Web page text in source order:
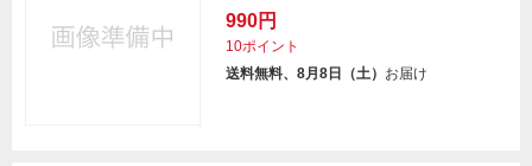
990円
10ポイント
送料無料、8月8日（土） お届け